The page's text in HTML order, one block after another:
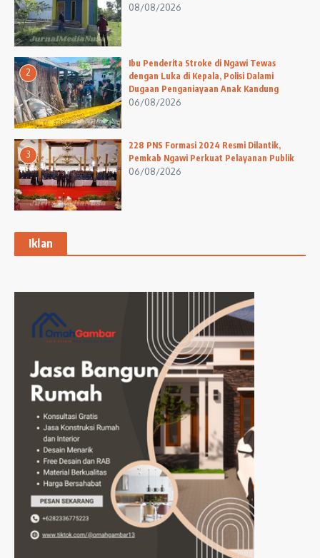
08/08/2026
2
Ibu Penderita Stroke di Ngawi Tewas
dengan Luka di Kepala, Polisi Dalami
Dugaan Penganiayaan Anak Kandung
06/08/2026
3
228 PNS Formasi 2024 Resmi Dilantik,
Pemkab Ngawi Perkuat Pelayanan Publik
06/08/2026
Iklan